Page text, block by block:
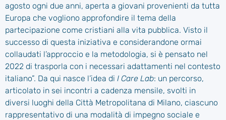
agosto ogni due anni, aperta a giovani provenienti da tutta
Europa che vogliono approfondire il tema della
partecipazione come cristiani alla vita pubblica. Visto il
successo di questa iniziativa e considerandone ormai
collaudati l’approccio e la metodologia, si è pensato nel
2022 di trasporla con i necessari adattamenti nel contesto
italiano”. Da qui nasce l’idea di I Care Lab: un percorso,
articolato in sei incontri a cadenza mensile, svolti in
diversi luoghi della Città Metropolitana di Milano, ciascuno
rappresentativo di una modalità di impegno sociale e